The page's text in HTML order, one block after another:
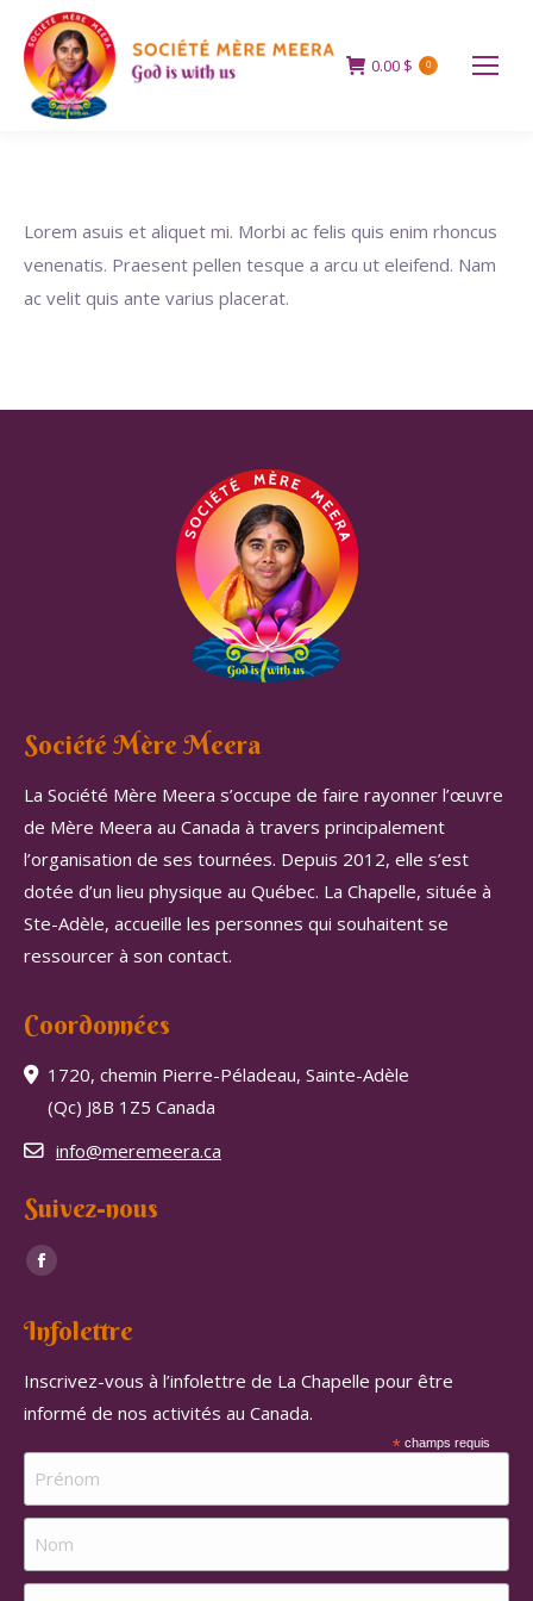
0.00 $ 0
Lorem asuis et aliquet mi. Morbi ac felis quis enim rhoncus
venenatis. Praesent pellen tesque a arcu ut eleifend. Nam
ac velit quis ante varius placerat.
Société Mère Meera
La Société Mère Meera s’occupe de faire rayonner l’œuvre
de Mère Meera au Canada à travers principalement
l’organisation de ses tournées. Depuis 2012, elle s’est
dotée d’un lieu physique au Québec. La Chapelle, située à
Ste-Adèle, accueille les personnes qui souhaitent se
ressourcer à son contact.
Coordonnées
1720, chemin Pierre-Péladeau, Sainte-Adèle
(Qc) J8B 1Z5 Canada
info@meremeera.ca
Suivez-nous
Trouvez nous sur :
Facebook
opens
Infolettre
Inscrivez-vous à l’infolettre de La Chapelle pour être
informé de nos activités au Canada.
*champs requis